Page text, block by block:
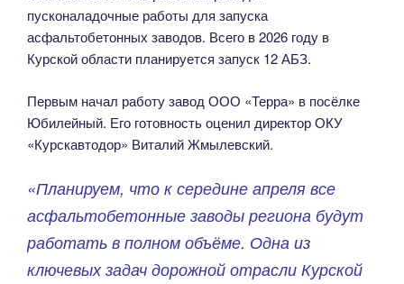
пусконаладочные работы для запуска
асфальтобетонных заводов. Всего в 2026 году в
Курской области планируется запуск 12 АБЗ.
Первым начал работу завод ООО «Терра» в посёлке
Юбилейный. Его готовность оценил директор ОКУ
«Курскавтодор» Виталий Жмылевский.
«Планируем, что к середине апреля все
асфальтобетонные заводы региона будут
работать в полном объёме. Одна из
ключевых задач дорожной отрасли Курской